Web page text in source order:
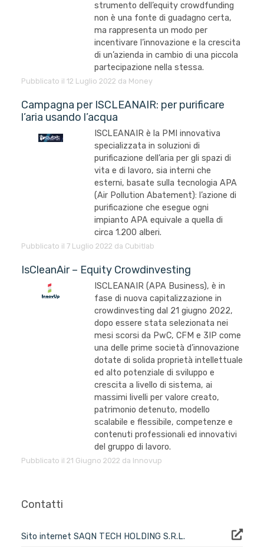
strumento dell’equity crowdfunding
non è una fonte di guadagno certa,
ma rappresenta un modo per
incentivare l’innovazione e la crescita
di un’azienda in cambio di una piccola
partecipazione nella stessa.
Pubblicato il 12 Luglio 2022 da Money
Campagna per ISCLEANAIR: per purificare
l’aria usando l’acqua
ISCLEANAIR è la PMI innovativa
specializzata in soluzioni di
purificazione dell’aria per gli spazi di
vita e di lavoro, sia interni che
esterni, basate sulla tecnologia APA
(Air Pollution Abatement): l’azione di
purificazione che esegue ogni
impianto APA equivale a quella di
circa 1.200 alberi.
Pubblicato il 7 Luglio 2022 da Cubitlab
IsCleanAir – Equity Crowdinvesting
ISCLEANAIR (APA Business), è in
fase di nuova capitalizzazione in
crowdinvesting dal 21 giugno 2022,
dopo essere stata selezionata nei
mesi scorsi da PwC, CFM e 3IP come
una delle prime società d’innovazione
dotate di solida proprietà intellettuale
ed alto potenziale di sviluppo e
crescita a livello di sistema, ai
massimi livelli per valore creato,
patrimonio detenuto, modello
scalabile e flessibile, competenze e
contenuti professionali ed innovativi
del gruppo di lavoro.
Pubblicato il 21 Giugno 2022 da Innovup
Contatti
Sito internet SAQN TECH HOLDING S.R.L.